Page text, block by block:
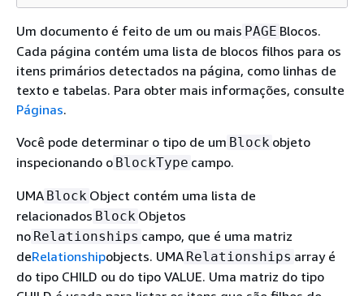
Um documento é feito de um ou mais PAGE Blocos.
Cada página contém uma lista de blocos filhos para os
itens primários detectados na página, como linhas de
texto e tabelas. Para obter mais informações, consulte
Páginas.
Você pode determinar o tipo de um Block objeto
inspecionando o BlockType campo.
UMA Block Object contém uma lista de
relacionados Block Objetos
no Relationships campo, que é uma matriz
deRelationshipobjects. UMA Relationships array é
do tipo CHILD ou do tipo VALUE. Uma matriz do tipo